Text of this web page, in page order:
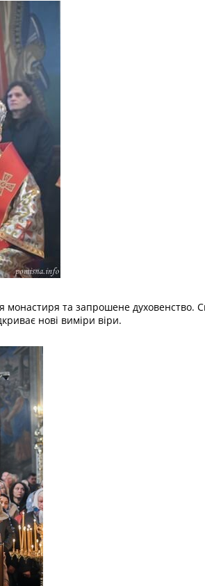
монастиря та запрошене духовенство.
нові виміри віри.